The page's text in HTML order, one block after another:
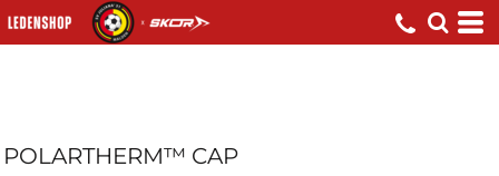
POLARTHERM™ CAP